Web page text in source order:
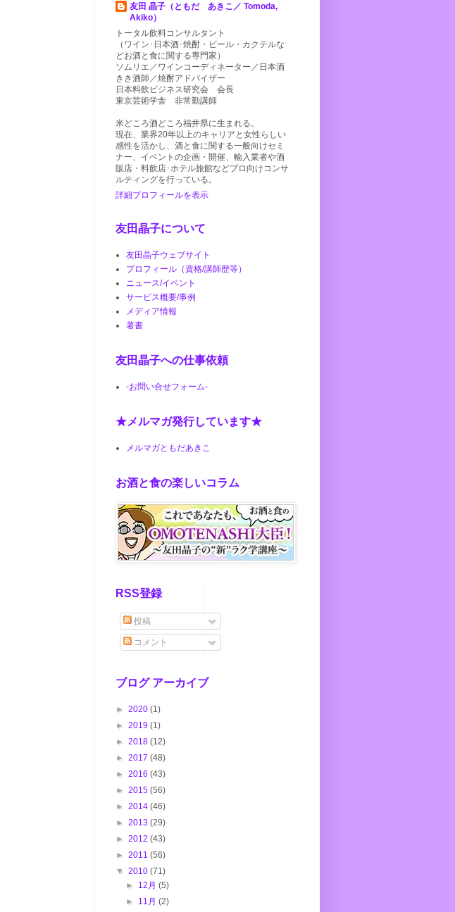
友田 晶子（ともだ あきこ／ Tomoda,
Akiko）
トータル飲料コンサルタント
（ワイン･日本酒･焼酎・ビール・カクテルな
どお酒と食に関する専門家）
ソムリエ／ワインコーディネーター／日本酒
きき酒師／焼酎アドバイザー
日本料飲ビジネス研究会 会長
東京芸術学舎 非常勤講師
米どころ酒どころ福井県に生まれる。
現在、業界20年以上のキャリアと女性らしい
感性を活かし、酒と食に関する一般向けセミ
ナー、イベントの企画・開催、輸入業者や酒
販店・料飲店･ホテル旅館などプロ向けコンサ
ルティングを行っている。
詳細プロフィールを表示
友田晶子について
友田晶子ウェブサイト
プロフィール（資格/講師歴等）
ニュース/イベント
サービス概要/事例
メディア情報
著書
友田晶子への仕事依頼
-お問い合せフォーム-
★メルマガ発行しています★
メルマガともだあきこ
お酒と食の楽しいコラム
RSS登録
投稿
コメント
ブログ アーカイブ
► 2020 (1)
► 2019 (1)
► 2018 (12)
► 2017 (48)
► 2016 (43)
► 2015 (56)
► 2014 (46)
► 2013 (29)
► 2012 (43)
► 2011 (56)
▼ 2010 (71)
► 12月(5)
► 11月(2)